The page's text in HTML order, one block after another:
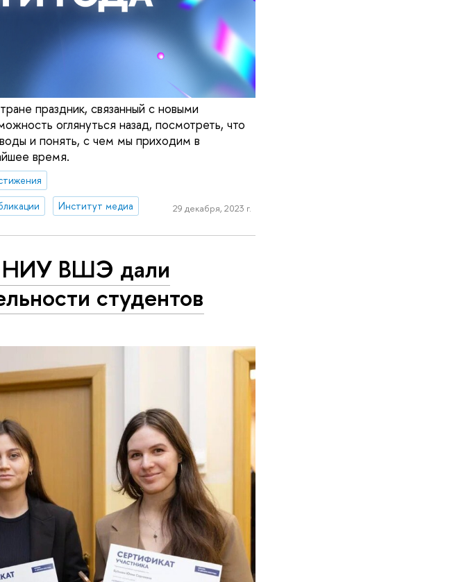
праздник, связанный с новыми
оглянуться назад, посмотреть, что
и понять, с чем мы приходим в
время.
Институт медиа 29 декабря, 2023 г.
ВШЭ дали
студентов